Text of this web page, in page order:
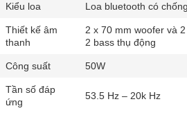
Kiểu loa Loa bluetooth có
Thiết kế âm
thanh
2 x 70 mm woofer và
2 bass thụ động
Công suất 50W
Tần số đáp
ứng
53.5 Hz – 20k Hz